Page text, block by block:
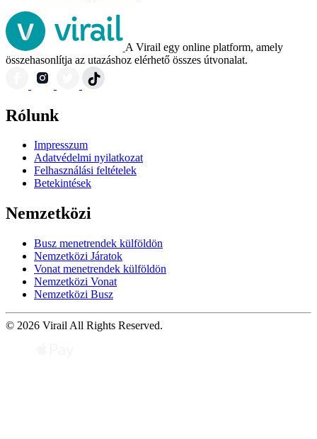
A Virail egy online platform, amely
összehasonlítja az utazáshoz elérhető összes útvonalat.
Rólunk
Impresszum
Adatvédelmi nyilatkozat
Felhasználási feltételek
Betekintések
Nemzetközi
Busz menetrendek külföldön
Nemzetközi Járatok
Vonat menetrendek külföldön
Nemzetközi Vonat
Nemzetközi Busz
© 2026 Virail All Rights Reserved.